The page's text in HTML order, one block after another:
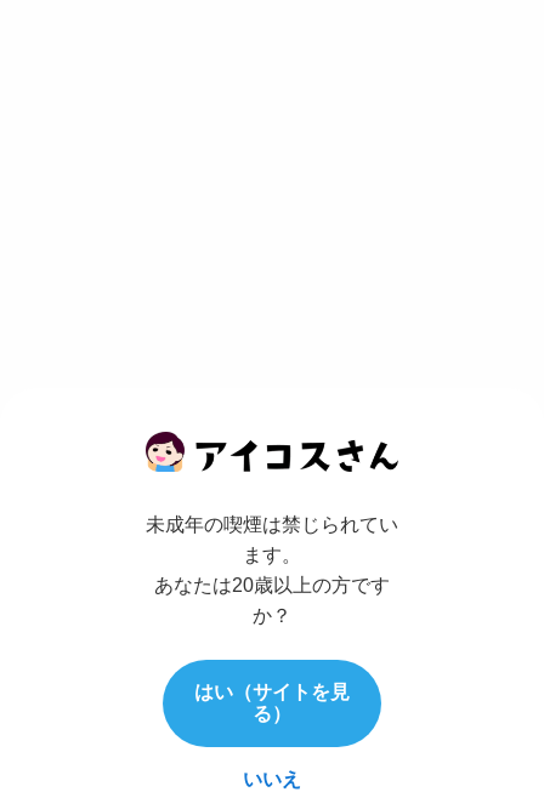
未成年の喫煙は禁じられてい
ます。
あなたは20歳以上の方です
か？
はい（サイトを見
る）
いいえ